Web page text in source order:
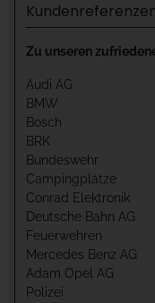
Zu unseren
Audi AG
BMW
Bosch
BRK
Bundeswehr
Campingplätze
Conrad Elektronik
Deutsche Bahn AG
Feuerwehren
Mercedes Benz AG
Adam Opel AG
Polizei